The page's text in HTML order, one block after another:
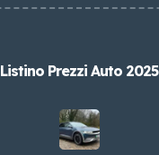
Listino Prezzi Auto 2025